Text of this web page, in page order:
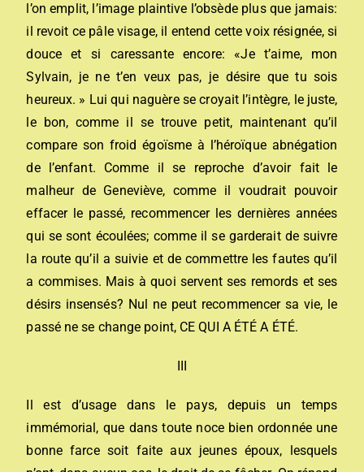
l’on emplit, l’image plaintive l’obsède plus que jamais:
il revoit ce pâle visage, il entend cette voix résignée, si
douce et si caressante encore: «Je t’aime, mon
Sylvain, je ne t’en veux pas, je désire que tu sois
heureux. » Lui qui naguère se croyait l’intègre, le juste,
le bon, comme il se trouve petit, maintenant qu’il
compare son froid égoïsme à l’héroïque abnégation
de l’enfant. Comme il se reproche d’avoir fait le
malheur de Geneviève, comme il voudrait pouvoir
effacer le passé, recommencer les dernières années
qui se sont écoulées; comme il se garderait de suivre
la route qu’il a suivie et de commettre les fautes qu’il
a commises. Mais à quoi servent ses remords et ses
désirs insensés? Nul ne peut recommencer sa vie, le
passé ne se change point, CE QUI A ÉTÉ A ÉTÉ.
III
Il est d’usage dans le pays, depuis un temps
immémorial, que dans toute noce bien ordonnée une
bonne farce soit faite aux jeunes époux, lesquels